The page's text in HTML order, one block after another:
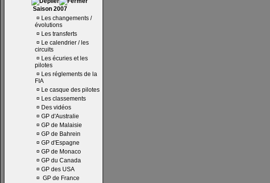
Saison 2007
¤ Les changements /
évolutions
¤ Les transferts
¤ Le calendrier / les
circuits
¤ Les écuries et les
pilotes
¤ Les réglements de la
FIA
¤ Le casque des pilotes
¤ Les classements
¤ Des vidéos
¤ GP d'Australie
¤ GP de Malaisie
¤ GP de Bahrein
¤ GP d'Espagne
¤ GP de Monaco
¤ GP du Canada
¤ GP des USA
¤ GP de France